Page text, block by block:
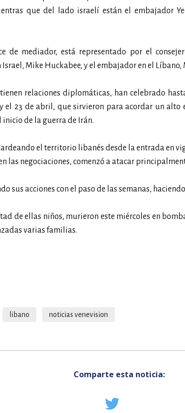
que del lado israelí están el embajador
de mediador, está representado por el
Mike Huckabee, y el embajador en el Líbano,
relaciones diplomáticas, han celebrado
y el 23 de abril, que sirvieron para acordar un
inicio de la guerra de Irán.
el territorio libanés desde la entrada en
las negociaciones, comenzó a atacar
sus acciones con el paso de las semanas,
de ellas niños, murieron este miércoles en
varias familias.
libano noticias venevision
Comparte esta noticia: